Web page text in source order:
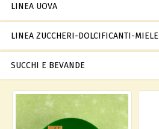
LINEA UOVA
LINEA ZUCCHERI-DOLCIFICANTI-MIELE
SUCCHI E BEVANDE